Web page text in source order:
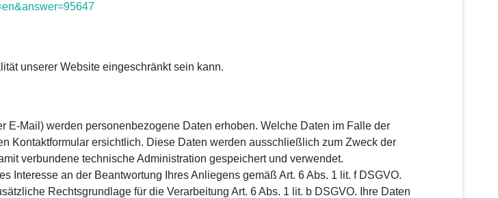
&answer=95647
unserer Website eingeschränkt sein kann.
E-Mail) werden personenbezogene Daten erhoben. Welche Daten im Falle der
Kontaktformular ersichtlich. Diese Daten werden ausschließlich zum Zweck der
verbundene technische Administration gespeichert und verwendet.
Interesse an der Beantwortung Ihres Anliegens gemäß Art. 6 Abs. 1 lit. f DSGVO.
Rechtsgrundlage für die Verarbeitung Art. 6 Abs. 1 lit. b DSGVO. Ihre Daten